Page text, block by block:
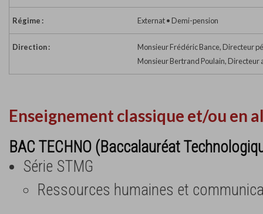
Régime : Externat • Demi-pension
Direction :
Monsieur Frédéric Bance, Directeur
Monsieur Bertrand Poulain, Directeur
Enseignement classique et/ou en
BAC TECHNO (Baccalauréat
Série STMG
Ressources humaines et